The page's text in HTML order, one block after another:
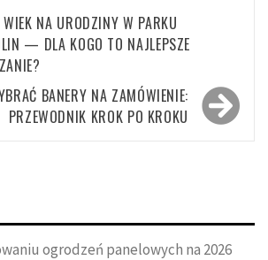
WIEK NA URODZINY W PARKU
— DLA KOGO TO NAJLEPSZE
BANERY NA ZAMÓWIENIE:
PRZEWODNIK KROK PO KROKU
ogrodzeń panelowych na 2026